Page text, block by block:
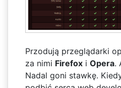
Przodują przeglądarki
za nimi Firefoxi Opera.
Nadal goni stawkę.